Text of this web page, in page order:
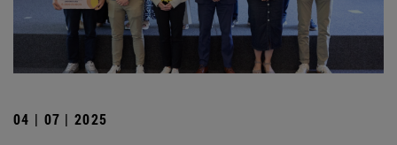
04 | 07 | 2025